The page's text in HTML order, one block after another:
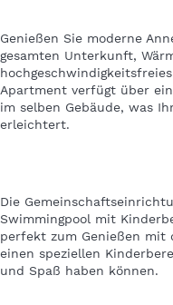
Genießen Sie moderne
gesamten Unterkunft,
Apartment verfügt über
im selben Gebäude, was
erleichtert.
Die
Swimmingpool mit
perfekt zum Genießen mit
einen speziellen
und Spaß haben können.